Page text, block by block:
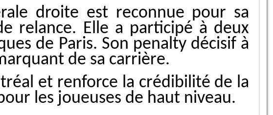
droite est reconnue pour sa
relance. Elle a participé à deux
de Paris. Son penalty décisif à
de sa carrière.
et renforce la crédibilité de la
les joueuses de haut niveau.